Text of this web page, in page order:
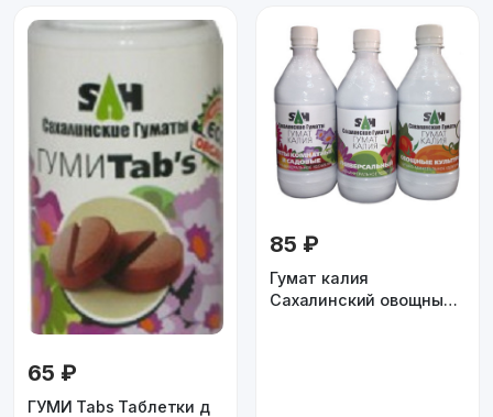
65 ₽
ГУМИ Tabs Таблетки д
85 ₽
Гумат калия
Сахалинский овощные